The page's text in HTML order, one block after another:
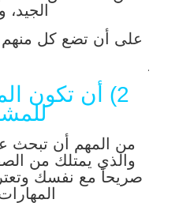
على أن تضع كل منهم
.
2) أن تكون
من المهم أن تبحث
والذي يمتلك من
صريحاً مع نفسك